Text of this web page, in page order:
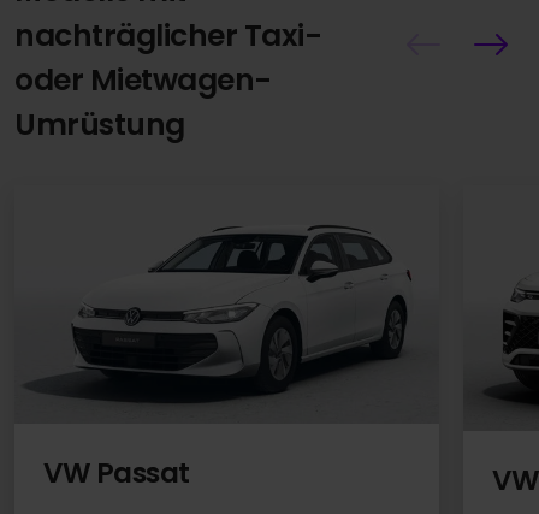
nachträglicher Taxi-
oder Mietwagen-
Umrüstung
VW Passat